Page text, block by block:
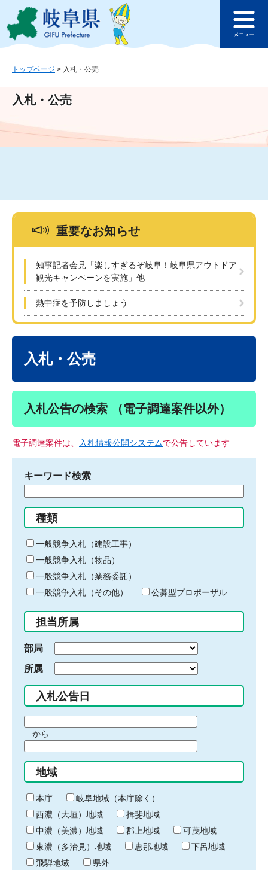
ジ
ュ
文
このページの本文へ
ュ
トップページ > 入札・公売
入札・公売
重要なお知らせ
知事記者会見「楽しすぎるぞ岐阜！岐阜県アウトドア
観光キャンペーンを実施」他
熱中症を予防しましょう
入札・公売
入札公告の検索 （電子調達案件以外）
電子調達案件は、 入札情報公開システムで公告しています
キーワード検索
る
キ
ー
ワ
ー
ド
入
力
種類
一般競争入札（建設工事）
一般競争入札（物品）
一般競争入札（業務委託）
一般競争入札（その他）
公募型プロポーザル
担当所属
部局
所属
入札公告日
間
始
り
から
間
終
わ
り
地域
本庁
岐阜地域（本庁除く）
西濃（大垣）地域
揖斐地域
中濃（美濃）地域
郡上地域
可茂地域
東濃（多治見）地域
恵那地域
下呂地域
飛騨地域
県外